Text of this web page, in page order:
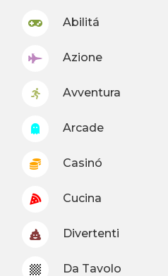
Abilitá
Azione
Avventura
Arcade
Casinó
Cucina
Divertenti
Da Tavolo